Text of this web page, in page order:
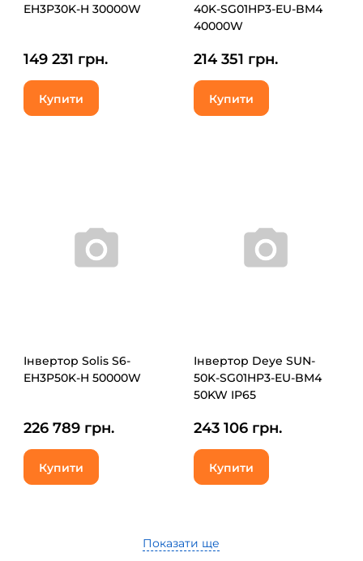
EH3P30K-H 30000W
149 231 грн.
Купити
40K-SG01HP3-EU-BM4
40000W
214 351 грн.
Купити
Інвертор Solis S6-
EH3P50K-H 50000W
226 789 грн.
Купити
Інвертор Deye SUN-
50K-SG01HP3-EU-BM4
50KW IP65
243 106 грн.
Купити
Показати ще